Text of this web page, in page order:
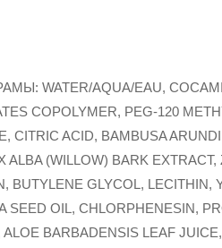
WATER/AQUA/EAU,
COPOLYMER, PEG-120
CITRIC ACID, BAMBUSA
(WILLOW) BARK
GLYCOL, LECITHIN,
SEED OIL, CHLORPHENESIN,
BARBADENSIS LEAF